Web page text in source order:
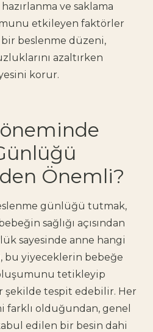
ve saklama
etkileyen faktörler
bir beslenme düzeni,
azaltırken
korur.
Önemli?
günlüğü tutmak,
sağlığı açısından
sayesinde anne hangi
yiyeceklerin bebeğe
tetikleyip
tespit edebilir. Her
farklı olduğundan, genel
edilen bir besin dahi